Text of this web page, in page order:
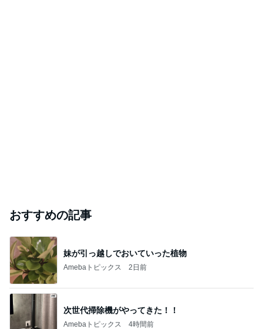
おすすめの記事
妹が引っ越しでおいていった植物
Amebaトピックス 2日前
次世代掃除機がやってきた！！
Amebaトピックス 4時間前